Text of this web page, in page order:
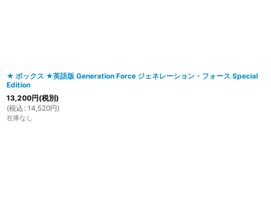
★ ボックス ★英語版 Generation Force ジェネレーション・フォース Special
Edition
13,200円(税別)
(税込 : 14,520円)
在庫なし